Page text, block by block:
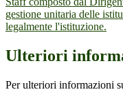
gestione unitaria delle
legalmente l'istituzione.
Ulteriori
Per ulteriori informazioni